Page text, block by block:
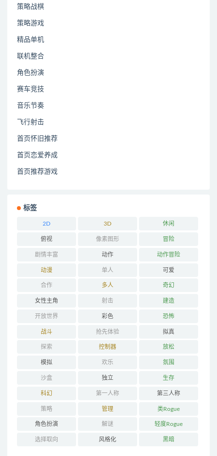
策略战棋
策略游戏
精品单机
联机整合
角色扮演
赛车竞技
音乐节奏
飞行射击
首页怀旧推荐
首页恋爱养成
首页推荐游戏
标签
2D 3D 休闲
俯视 像素图形 冒险
剧情丰富 动作 动作冒险
动漫 单人 可爱
合作 多人 奇幻
女性主角 射击 建造
开放世界 彩色 恐怖
战斗 抢先体验 拟真
探索 控制器 放松
模拟 欢乐 氛围
沙盒 独立 生存
科幻 第一人称 第三人称
策略 管理 类Rogue
角色扮演 解谜 轻度Rogue
选择取向 风格化 黑暗